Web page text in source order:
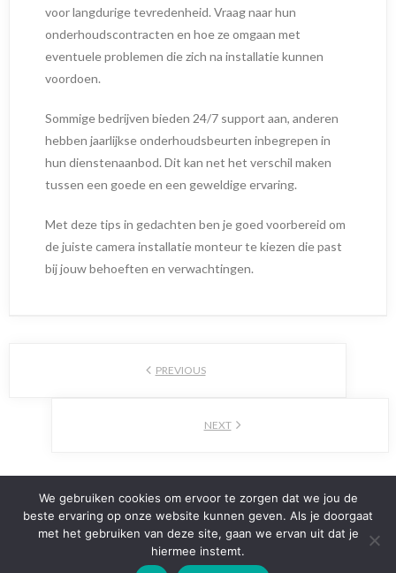
voor langdurige tevredenheid. Vraag naar hun
onderhoudscontracten en hoe ze omgaan met
eventuele problemen die zich na installatie kunnen
voordoen.
Sommige bedrijven bieden 24/7 support aan, anderen
hebben jaarlijkse onderhoudsbeurten inbegrepen in
hun dienstenaanbod. Dit kan net het verschil maken
tussen een goede en een geweldige ervaring.
Met deze tips in gedachten ben je goed voorbereid om
de juiste camera installatie monteur te kiezen die past
bij jouw behoeften en verwachtingen.
PREVIOUS
NEXT
Think Up Themes Ltd. Powered by
We gebruiken cookies om ervoor te zorgen dat we jou de
beste ervaring op onze website kunnen geven. Als je doorgaat
met het gebruiken van deze site, gaan we ervan uit dat je
hiermee instemt.